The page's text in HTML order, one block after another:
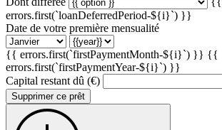
errors.first(`loanDeferredPeriod-${i}`) }}
Date de votre première mensualité
{{ errors.first(`firstPaymentMonth-${i}`) }} {{
errors.first(`firstPaymentYear-${i}`) }}
Capital restant dû (€)
Supprimer ce prêt